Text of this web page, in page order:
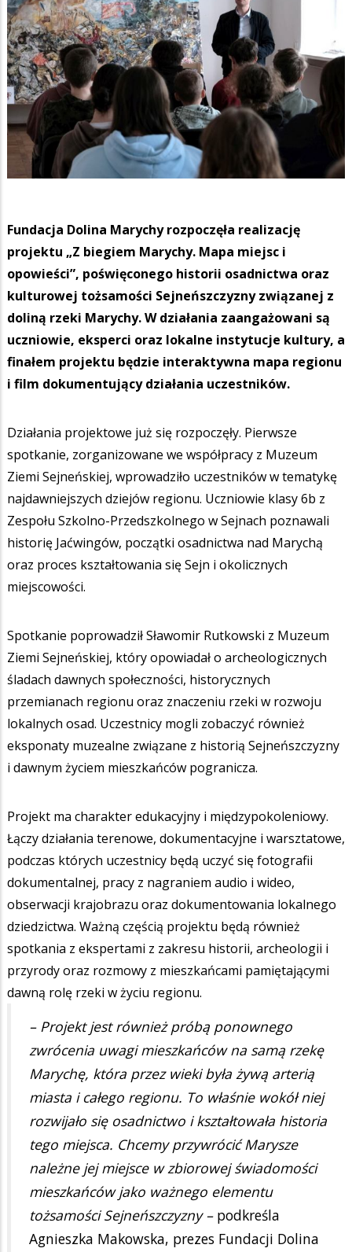
Fundacja Dolina Marychy rozpoczęła realizację
projektu „Z biegiem Marychy. Mapa miejsc i
opowieści”, poświęconego historii osadnictwa oraz
kulturowej tożsamości Sejneńszczyzny związanej z
doliną rzeki Marychy. W działania zaangażowani są
uczniowie, eksperci oraz lokalne instytucje kultury, a
finałem projektu będzie interaktywna mapa regionu
i film dokumentujący działania uczestników.
Działania projektowe już się rozpoczęły. Pierwsze
spotkanie, zorganizowane we współpracy z Muzeum
Ziemi Sejneńskiej, wprowadziło uczestników w tematykę
najdawniejszych dziejów regionu. Uczniowie klasy 6b z
Zespołu Szkolno-Przedszkolnego w Sejnach poznawali
historię Jaćwingów, początki osadnictwa nad Marychą
oraz proces kształtowania się Sejn i okolicznych
miejscowości.
Spotkanie poprowadził Sławomir Rutkowski z Muzeum
Ziemi Sejneńskiej, który opowiadał o archeologicznych
śladach dawnych społeczności, historycznych
przemianach regionu oraz znaczeniu rzeki w rozwoju
lokalnych osad. Uczestnicy mogli zobaczyć również
eksponaty muzealne związane z historią Sejneńszczyzny
i dawnym życiem mieszkańców pogranicza.
Projekt ma charakter edukacyjny i międzypokoleniowy.
Łączy działania terenowe, dokumentacyjne i warsztatowe,
podczas których uczestnicy będą uczyć się fotografii
dokumentalnej, pracy z nagraniem audio i wideo,
obserwacji krajobrazu oraz dokumentowania lokalnego
dziedzictwa. Ważną częścią projektu będą również
spotkania z ekspertami z zakresu historii, archeologii i
przyrody oraz rozmowy z mieszkańcami pamiętającymi
dawną rolę rzeki w życiu regionu.
– Projekt jest również próbą ponownego
zwrócenia uwagi mieszkańców na samą rzekę
Marychę, która przez wieki była żywą arterią
miasta i całego regionu. To właśnie wokół niej
rozwijało się osadnictwo i kształtowała historia
tego miejsca. Chcemy przywrócić Marysze
należne jej miejsce w zbiorowej świadomości
mieszkańców jako ważnego elementu
tożsamości Sejneńszczyzny –podkreśla
Agnieszka Makowska, prezes Fundacji Dolina